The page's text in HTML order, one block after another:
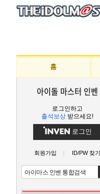
홈
아이돌 마스터 인벤
로그인하고
출석보상 받으세요!
로그인
회원가입 ID/PW 찾기